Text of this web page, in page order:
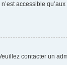
accessible
contacter un